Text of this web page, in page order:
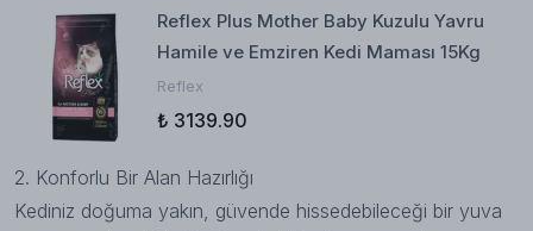
Reflex Plus Mother Baby Kuzulu Yavru
Hamile ve Emziren Kedi Maması 15Kg
Reflex
₺ 3139.90
2. Konforlu Bir Alan Hazırlığı
Kediniz doğuma yakın, güvende hissedebileceği bir yuva